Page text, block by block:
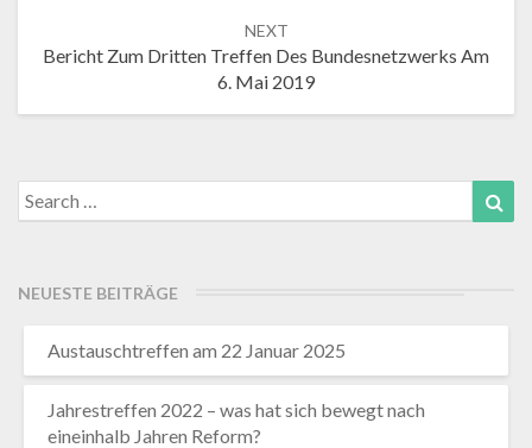
NEXT
Bericht Zum Dritten Treffen Des Bundesnetzwerks Am
6. Mai 2019
Search
for:
NEUESTE BEITRÄGE
Austauschtreffen am 22 Januar 2025
Jahrestreffen 2022 – was hat sich bewegt nach
eineinhalb Jahren Reform?